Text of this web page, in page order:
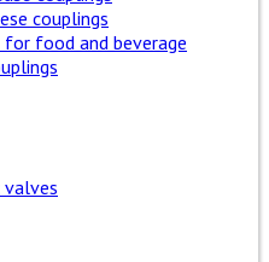
couplings
for food and beverage
valves